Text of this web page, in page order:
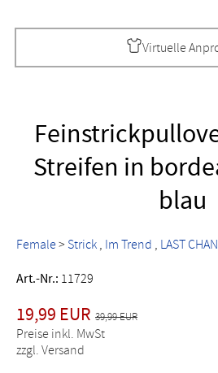
Virtuelle
Streifen in
blau
Female> Strick Im Trend LAST
Art.-Nr.: 11729
19,99 EUR 39,99 EUR
Preise inkl. MwSt
zzgl. Versand